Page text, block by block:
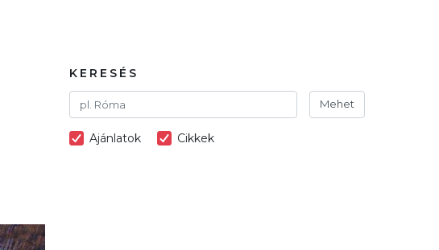
KERESÉS
Mehet
Ajánlatok Cikkek